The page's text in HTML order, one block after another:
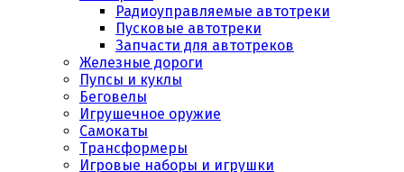
Радиоуправляемые автотреки
Пусковые автотреки
Запчасти для автотреков
Железные дороги
Пупсы и куклы
Беговелы
Игрушечное оружие
Самокаты
Трансформеры
Игровые наборы и игрушки